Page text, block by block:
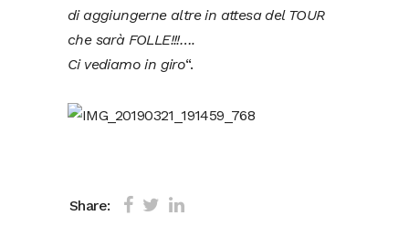
di aggiungerne altre in attesa del TOUR
che sarà FOLLE!!!….
Ci vediamo in giro“.
Share: